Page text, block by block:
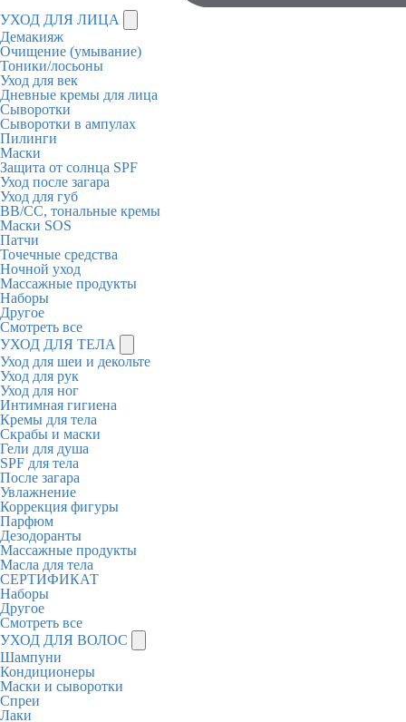
УХОД ДЛЯ ЛИЦА
Демакияж
Очищение (умывание)
Тоники/лосьоны
Уход для век
Дневные кремы для лица
Сыворотки
Сыворотки в ампулах
Пилинги
Маски
Защита от солнца SPF
Уход после загара
Уход для губ
BB/CC, тональные кремы
Маски SOS
Патчи
Точечные средства
Ночной уход
Массажные продукты
Наборы
Другое
Смотреть все
УХОД ДЛЯ ТЕЛА
Уход для шеи и декольте
Уход для рук
Уход для ног
Интимная гигиена
Кремы для тела
Скрабы и маски
Гели для душа
SPF для тела
После загара
Увлажнение
Коррекция фигуры
Парфюм
Дезодоранты
Массажные продукты
Масла для тела
СЕРТИФИКАТ
Наборы
Другое
Смотреть все
УХОД ДЛЯ ВОЛОС
Шампуни
Кондиционеры
Маски и сыворотки
Спреи
Лаки